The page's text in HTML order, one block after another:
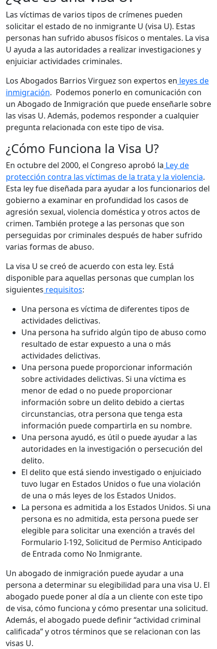
Las víctimas de varios tipos de crímenes pueden
solicitar el estado de no inmigrante U (visa U). Estas
personas han sufrido abusos físicos o mentales. La visa
U ayuda a las autoridades a realizar investigaciones y
enjuiciar actividades criminales.
Los Abogados Barrios Virguez son expertos en leyes de
inmigración. Podemos ponerlo en comunicación con
un Abogado de Inmigración que puede enseñarle sobre
las visas U. Además, podemos responder a cualquier
pregunta relacionada con este tipo de visa.
¿Cómo Funciona la Visa U?
En octubre del 2000, el Congreso aprobó la Ley de
protección contra las víctimas de la trata y la violencia.
Esta ley fue diseñada para ayudar a los funcionarios del
gobierno a examinar en profundidad los casos de
agresión sexual, violencia doméstica y otros actos de
crimen. También protege a las personas que son
perseguidas por criminales después de haber sufrido
varias formas de abuso.
La visa U se creó de acuerdo con esta ley. Está
disponible para aquellas personas que cumplan los
siguientes requisitos:
Una persona es víctima de diferentes tipos de
actividades delictivas.
Una persona ha sufrido algún tipo de abuso como
resultado de estar expuesto a una o más
actividades delictivas.
Una persona puede proporcionar información
sobre actividades delictivas. Si una víctima es
menor de edad o no puede proporcionar
información sobre un delito debido a ciertas
circunstancias, otra persona que tenga esta
información puede compartirla en su nombre.
Una persona ayudó, es útil o puede ayudar a las
autoridades en la investigación o persecución del
delito.
El delito que está siendo investigado o enjuiciado
tuvo lugar en Estados Unidos o fue una violación
de una o más leyes de los Estados Unidos.
La persona es admitida a los Estados Unidos. Si una
persona es no admitida, esta persona puede ser
elegible para solicitar una exención a través del
Formulario I-192, Solicitud de Permiso Anticipado
de Entrada como No Inmigrante.
Un abogado de inmigración puede ayudar a una
persona a determinar su elegibilidad para una visa U. El
abogado puede poner al día a un cliente con este tipo
de visa, cómo funciona y cómo presentar una solicitud.
Además, el abogado puede definir “actividad criminal
calificada” y otros términos que se relacionan con las
visas U.